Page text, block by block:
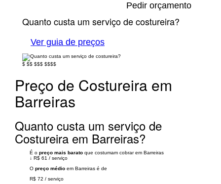
Pedir orçamento
Quanto custa um serviço de costureira?
Ver guia de preços
$ $$ $$$ $$$$
Preço de Costureira em
Barreiras
Quanto custa um serviço de
Costureira em Barreiras?
É o preço mais barato que costumam cobrar em Barreiras
↓ R$ 61 / serviço
O preço médio em Barreiras é de
R$ 72 / serviço